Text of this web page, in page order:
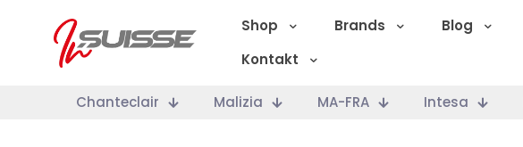
Shop Brands Blog
Kontakt
Chanteclair Malizia MA-FRA Intesa